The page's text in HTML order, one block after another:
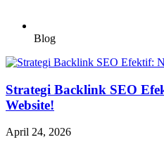
Blog
Strategi Backlink SEO
Website!
April 24, 2026